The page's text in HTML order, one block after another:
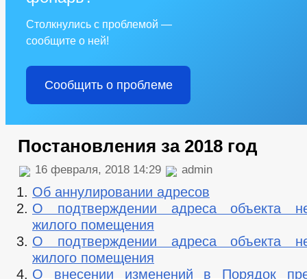
Столкнулись с проблемой —
сообщите о ней!
Сообщить о проблеме
Постановления за 2018 год
16 февраля, 2018 14:29 admin
Об аннулировании адресов
О подтверждении адреса объекта
жилого помещения
О подтверждении адреса объекта
жилого помещения
О внесении изменений в Порядок